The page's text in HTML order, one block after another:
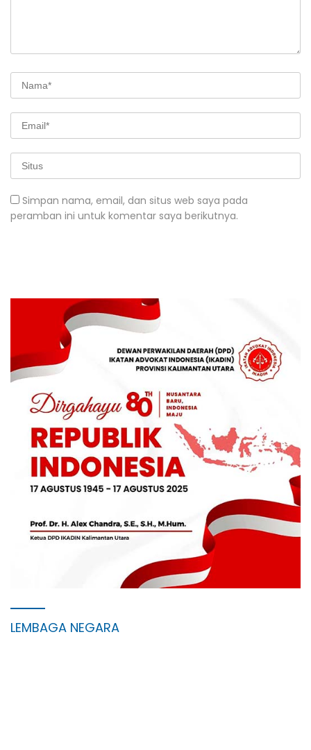
Simpan nama, email, dan situs web saya pada
peramban ini untuk komentar saya berikutnya.
LEMBAGA NEGARA